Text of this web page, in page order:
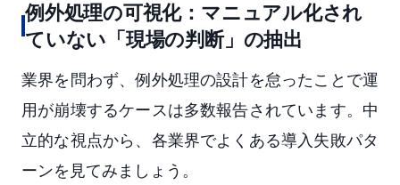
例外処理の可視化：マニュアル化され
ていない「現場の判断」の抽出
業界を問わず、例外処理の設計を怠ったことで運
用が崩壊するケースは多数報告されています。中
立的な視点から、各業界でよくある導入失敗パタ
ーンを見てみましょう。